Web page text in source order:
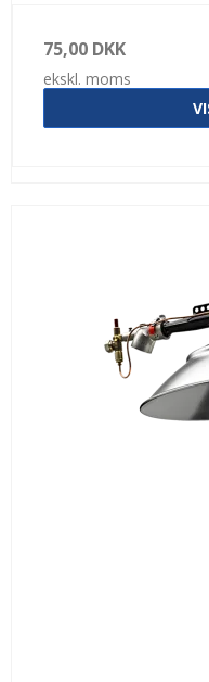
75,00 DKK
ekskl. moms